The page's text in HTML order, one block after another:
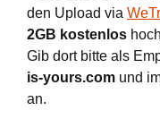
den Upload via
2GB kostenlos
Gib dort bitte als
is-yours.com und
an.